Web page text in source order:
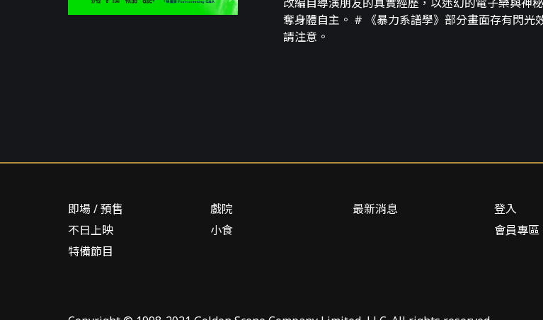
奪身體自主。 # 《暴力系譜學》部分畫面存有閃光
請注意。
即場 / 預售
不日上映
特備節目
戲院
小食
最新消息
登入
會員專區